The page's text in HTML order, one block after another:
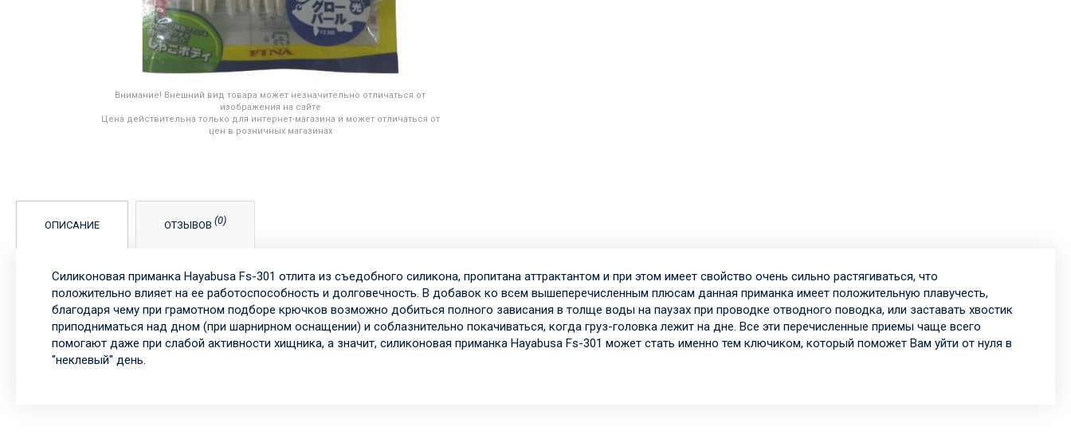
Внимание! Внешний вид товара может незначительно отличаться от
изображения на сайте
Цена действительна только для интернет-магазина и может отличаться от
цен в розничных магазинах
ОПИСАНИЕ ОТЗЫВОВ (0)
Силиконовая приманка Hayabusa Fs-301 отлита из съедобного силикона, пропитана аттрактантом и при этом имеет свойство очень сильно растягиваться, что
положительно влияет на ее работоспособность и долговечность. В добавок ко всем вышеперечисленным плюсам данная приманка имеет положительную плавучесть,
благодаря чему при грамотном подборе крючков возможно добиться полного зависания в толще воды на паузах при проводке отводного поводка, или заставать хвостик
приподниматься над дном (при шарнирном оснащении) и соблазнительно покачиваться, когда груз-головка лежит на дне. Все эти перечисленные приемы чаще всего
помогают даже при слабой активности хищника, а значит, силиконовая приманка Hayabusa Fs-301 может стать именно тем ключиком, который поможет Вам уйти от нуля в
"неклевый" день.